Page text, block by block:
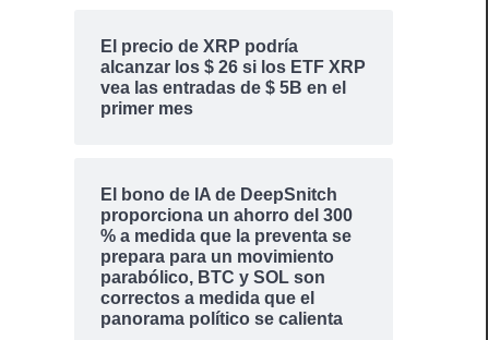
El precio de XRP podría
alcanzar los $ 26 si los ETF XRP
vea las entradas de $ 5B en el
primer mes
El bono de IA de DeepSnitch
proporciona un ahorro del 300
% a medida que la preventa se
prepara para un movimiento
parabólico, BTC y SOL son
correctos a medida que el
panorama político se calienta